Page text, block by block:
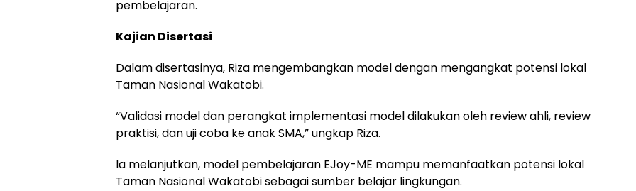
pembelajaran.
Kajian Disertasi
Dalam disertasinya, Riza mengembangkan model dengan mengangkat potensi lokal
Taman Nasional Wakatobi.
“Validasi model dan perangkat implementasi model dilakukan oleh review ahli, review
praktisi, dan uji coba ke anak SMA,” ungkap Riza.
Ia melanjutkan, model pembelajaran EJoy-ME mampu memanfaatkan potensi lokal
Taman Nasional Wakatobi sebagai sumber belajar lingkungan.